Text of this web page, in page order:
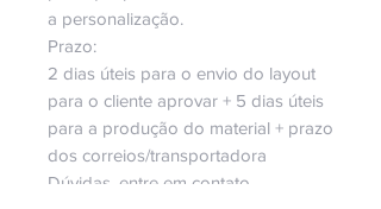
a personalização.
Prazo:
2 dias úteis para o envio do layout
para o cliente aprovar + 5 dias úteis
para a produção do material + prazo
dos correios/transportadora
Dúvidas, entre em contato.